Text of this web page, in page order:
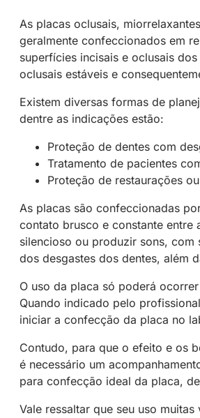
As placas oclusais,
geralmente confeccionados em
superfícies incisais e oclusais
oclusais estáveis e
Existem diversas formas de
dentre as indicações estão:
Proteção de dentes com
Tratamento de pacientes
Proteção de restaurações
As placas são confeccionadas
contato brusco e constante entre
silencioso ou produzir sons,
dos desgastes dos dentes, além
O uso da placa só poderá
Quando indicado pelo
iniciar a confecção da placa no
Contudo, para que o efeito e os
é necessário um
para confecção ideal da placa,
Vale ressaltar que seu uso